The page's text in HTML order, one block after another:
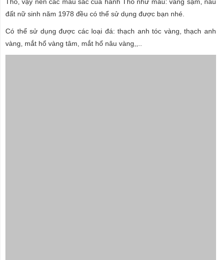
đất nữ sinh năm 1978 đều có thể sử dụng được bạn nhé.
Có thể sử dụng được các loại đá: thạch anh tóc vàng, thạch anh
vàng, mắt hổ vàng tâm, mắt hổ nâu vàng,,..